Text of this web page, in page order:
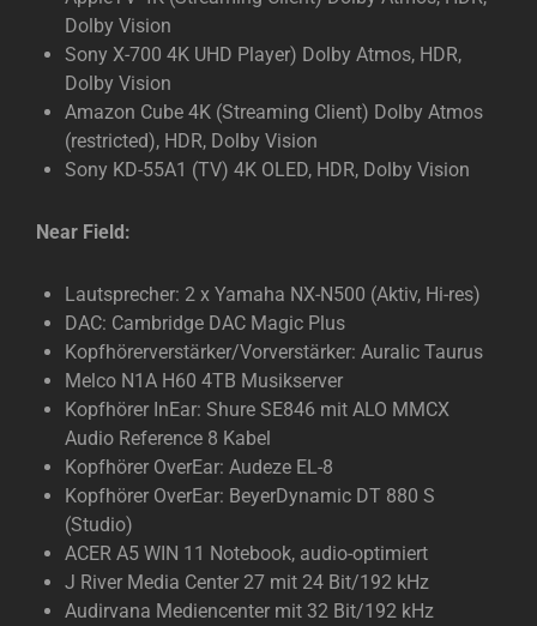
Dolby Vision
Sony X-700 4K UHD Player) Dolby Atmos, HDR,
Dolby Vision
Amazon Cube 4K (Streaming Client) Dolby Atmos
(restricted), HDR, Dolby Vision
Sony KD-55A1 (TV) 4K OLED, HDR, Dolby Vision
Near Field:
Lautsprecher: 2 x Yamaha NX-N500 (Aktiv, Hi-res)
DAC: Cambridge DAC Magic Plus
Kopfhörerverstärker/Vorverstärker: Auralic Taurus
Melco N1A H60 4TB Musikserver
Kopfhörer InEar: Shure SE846 mit ALO MMCX
Audio Reference 8 Kabel
Kopfhörer OverEar: Audeze EL-8
Kopfhörer OverEar: BeyerDynamic DT 880 S
(Studio)
ACER A5 WIN 11 Notebook, audio-optimiert
J River Media Center 27 mit 24 Bit/192 kHz
Audirvana Mediencenter mit 32 Bit/192 kHz